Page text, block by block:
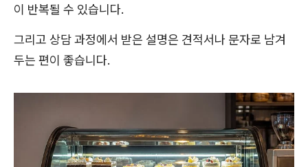
이 반복될 수 있습니다.
그리고 상담 과정에서 받은 설명은 견적서나 문자로 남겨
두는 편이 좋습니다.